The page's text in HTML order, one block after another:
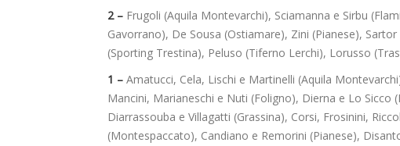
2 – Frugoli (Aquila Montevarchi), Sciamanna e Sirbu
Gavorrano), De Sousa (Ostiamare), Zini (Pianese),
(Sporting Trestina), Peluso (Tiferno Lerchi), Lorusso
1 – Amatucci, Cela, Lischi e Martinelli (Aquila
Mancini, Marianeschi e Nuti (Foligno), Dierna e Lo Sicco
Diarrassouba e Villagatti (Grassina), Corsi, Frosinini,
(Montespaccato), Candiano e Remorini (Pianese),